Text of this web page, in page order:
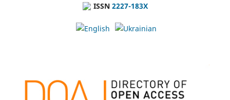
ISSN 2227-183X